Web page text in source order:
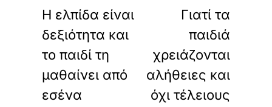
Η ελπίδα είναι
δεξιότητα και
το παιδί τη
μαθαίνει από
εσένα
Γιατί τα
παιδιά
χρειάζονται
αλήθειες και
όχι τέλειους